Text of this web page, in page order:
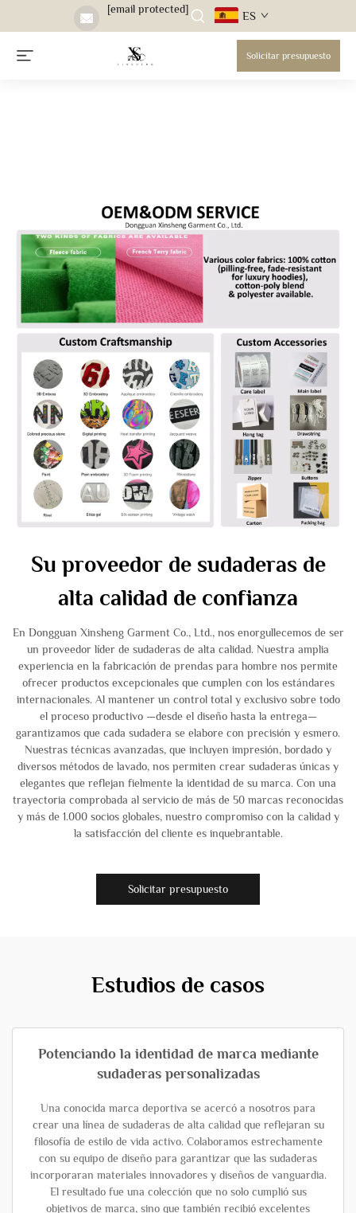
[email protected] ES
Solicitar presupuesto
Su proveedor de sudaderas de
alta calidad de confianza
En Dongguan Xinsheng Garment Co., Ltd., nos enorgullecemos de ser
un proveedor líder de sudaderas de alta calidad. Nuestra amplia
experiencia en la fabricación de prendas para hombre nos permite
ofrecer productos excepcionales que cumplen con los estándares
internacionales. Al mantener un control total y exclusivo sobre todo
el proceso productivo —desde el diseño hasta la entrega—
garantizamos que cada sudadera se elabore con precisión y esmero.
Nuestras técnicas avanzadas, que incluyen impresión, bordado y
diversos métodos de lavado, nos permiten crear sudaderas únicas y
elegantes que reflejan fielmente la identidad de su marca. Con una
trayectoria comprobada al servicio de más de 50 marcas reconocidas
y más de 1.000 socios globales, nuestro compromiso con la calidad y
la satisfacción del cliente es inquebrantable.
Solicitar presupuesto
Estudios de casos
Potenciando la identidad de marca mediante
sudaderas personalizadas
Una conocida marca deportiva se acercó a nosotros para
crear una línea de sudaderas de alta calidad que reflejaran su
filosofía de estilo de vida activo. Colaboramos estrechamente
con su equipo de diseño para garantizar que las sudaderas
incorporaran materiales innovadores y diseños de vanguardia.
El resultado fue una colección que no solo cumplió sus
objetivos de marca, sino que también recibió excelentes